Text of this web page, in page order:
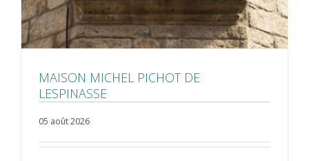
MAISON MICHEL PICHOT DE
LESPINASSE
05 août 2026